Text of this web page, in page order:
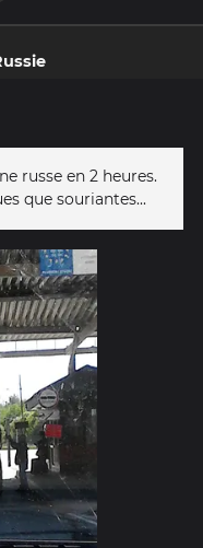
russe en 2 heures.
que souriantes...